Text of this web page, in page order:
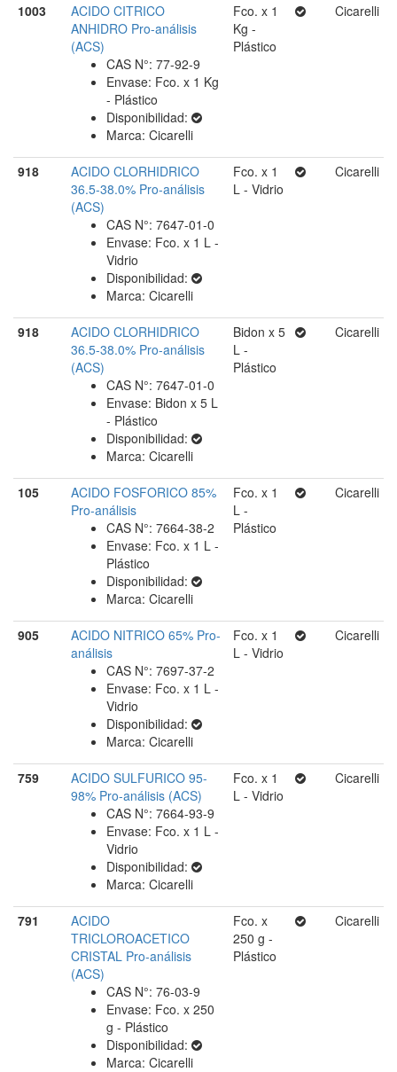
1003
ACIDO CITRICO
ANHIDRO Pro-análisis
(ACS)
CAS N°: 77-92-9
Envase: Fco. x 1 Kg
- Plástico
Disponibilidad:
Marca: Cicarelli
Fco. x 1
Kg -
Plástico
Cicarelli
918
ACIDO CLORHIDRICO
36.5-38.0% Pro-análisis
(ACS)
CAS N°: 7647-01-0
Envase: Fco. x 1 L -
Vidrio
Disponibilidad:
Marca: Cicarelli
Fco. x 1
L - Vidrio
Cicarelli
918
ACIDO CLORHIDRICO
36.5-38.0% Pro-análisis
(ACS)
CAS N°: 7647-01-0
Envase: Bidon x 5 L
- Plástico
Disponibilidad:
Marca: Cicarelli
Bidon x 5
L -
Plástico
Cicarelli
105
ACIDO FOSFORICO 85%
Pro-análisis
CAS N°: 7664-38-2
Envase: Fco. x 1 L -
Plástico
Disponibilidad:
Marca: Cicarelli
Fco. x 1
L -
Plástico
Cicarelli
905
ACIDO NITRICO 65% Pro-
análisis
CAS N°: 7697-37-2
Envase: Fco. x 1 L -
Vidrio
Disponibilidad:
Marca: Cicarelli
Fco. x 1
L - Vidrio
Cicarelli
759
ACIDO SULFURICO 95-
98% Pro-análisis (ACS)
CAS N°: 7664-93-9
Envase: Fco. x 1 L -
Vidrio
Disponibilidad:
Marca: Cicarelli
Fco. x 1
L - Vidrio
Cicarelli
791
ACIDO
TRICLOROACETICO
CRISTAL Pro-análisis
(ACS)
CAS N°: 76-03-9
Envase: Fco. x 250
g - Plástico
Disponibilidad:
Marca: Cicarelli
Fco. x
250 g -
Plástico
Cicarelli